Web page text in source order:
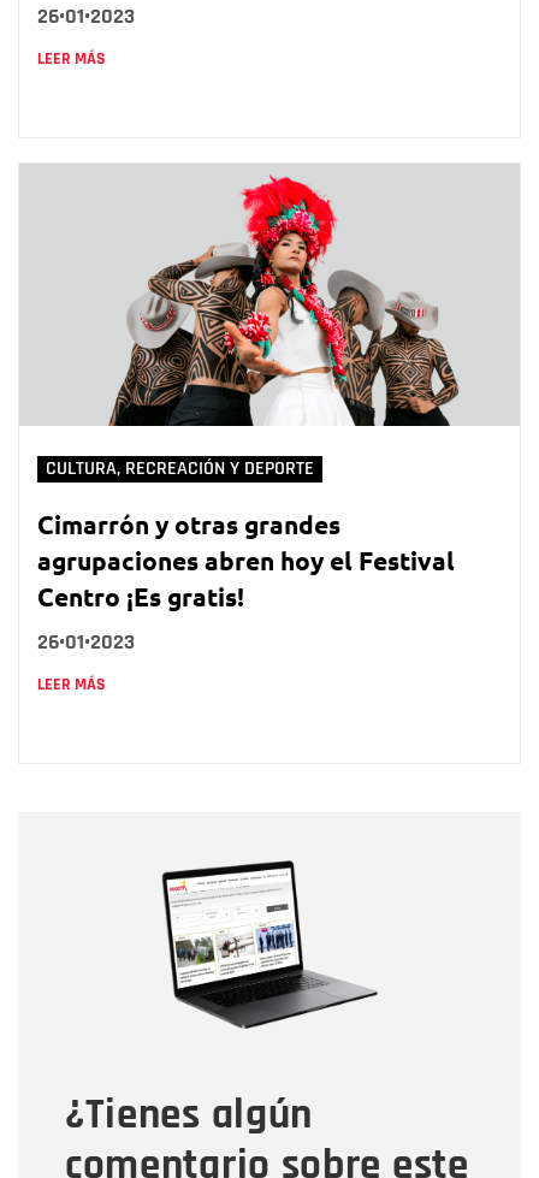
26•01•2023
LEER MÁS
CULTURA, RECREACIÓN Y DEPORTE
Cimarrón y otras grandes
agrupaciones abren hoy el Festival
Centro ¡Es gratis!
26•01•2023
LEER MÁS
¿Tienes algún
comentario sobre este
Correo electrónico
Tipo de comentario
Mensaje